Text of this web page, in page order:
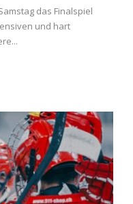
das Finalspiel
und hart